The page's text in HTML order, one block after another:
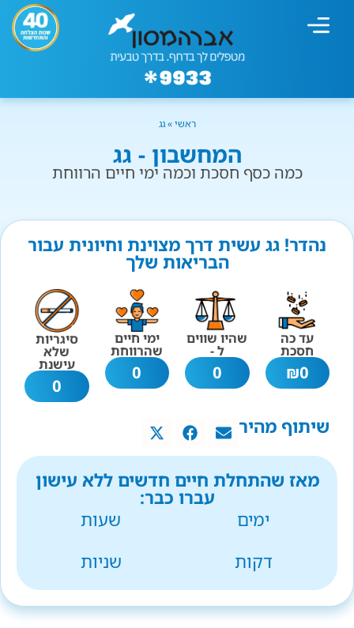
ראשי»גג
המחשבון - גג
כמה כסף חסכת וכמה ימי חיים הרווחת
נהדר! גג עשית דרך מצוינת וחיונית עבור
הבריאות שלך
עד כה
חסכת
0
₪
שהיו שווים
ל -
0
ימי חיים
שהרווחת
0
סיגריות
שלא
עישנת
0
שיתוף מהיר
מאז שהתחלת חיים חדשים ללא עישון
עברו כבר:
ימים
שעות
דקות
שניות